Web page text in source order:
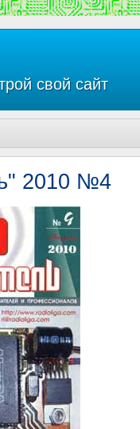
свой сайт
2010 №4